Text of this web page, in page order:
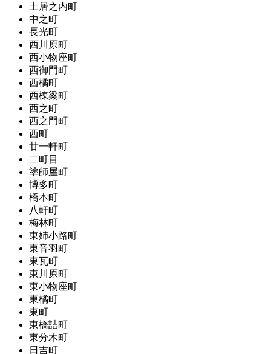
土居之内町
中之町
長光町
西川原町
西小物座町
西御門町
西橘町
西棟梁町
西之町
西之門町
西町
廿一軒町
二町目
塗師屋町
博多町
橋本町
八軒町
梅林町
東姉小路町
東音羽町
東瓦町
東川原町
東小物座町
東橘町
東町
東橋詰町
東分木町
日吉町